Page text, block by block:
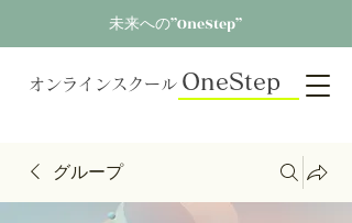
未来への”OneStep”
オンラインスクール OneStep
グループ